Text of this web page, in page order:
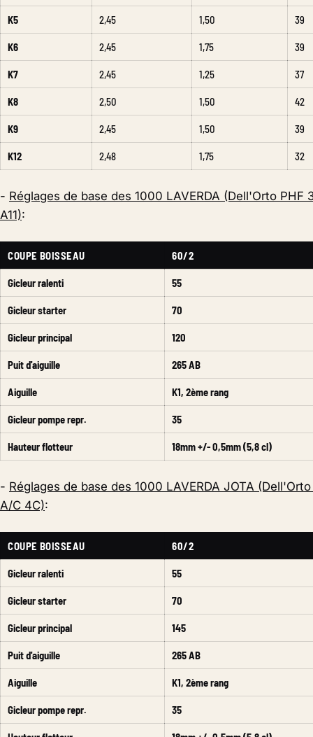
K5 2,45 1,50 39
K6 2,45 1,75 39
K7 2,45 1,25 37
K8 2,50 1,50 42
K9 2,45 1,50 39
K12 2,48 1,75 32
- Réglages de base des 1000 LAVERDA (Dell'Orto PHF
A11):
COUPE BOISSEAU 60/2
Gicleur ralenti 55
Gicleur starter 70
Gicleur principal 120
Puit d'aiguille 265 AB
Aiguille K1, 2ème rang
Gicleur pompe repr. 35
Hauteur flotteur 18mm +/- 0,5mm (5,8 cl)
- Réglages de base des 1000 LAVERDA JOTA
A/C 4C):
COUPE BOISSEAU 60/2
Gicleur ralenti 55
Gicleur starter 70
Gicleur principal 145
Puit d'aiguille 265 AB
Aiguille K1, 2ème rang
Gicleur pompe repr. 35